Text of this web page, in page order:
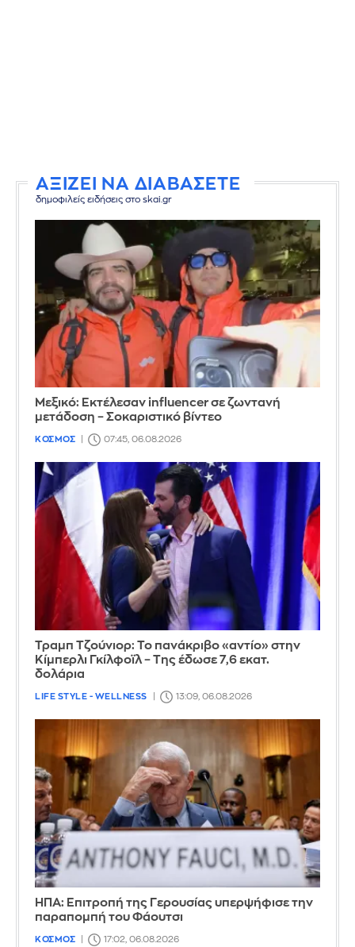
ΑΞΙΖΕΙ ΝΑ ΔΙΑΒΑΣΕΤΕ
δημοφιλείς ειδήσεις στο skai.gr
Μεξικό: Εκτέλεσαν influencer σε ζωντανή
μετάδοση – Σοκαριστικό βίντεο
ΚΟΣΜΟΣ 07:45, 06.08.2026
Τραμπ Τζούνιορ: Το πανάκριβο «αντίο» στην
Κίμπερλι Γκίλφοϊλ – Της έδωσε 7,6 εκατ.
δολάρια
LIFE STYLE - WELLNESS 13:09, 06.08.2026
ΗΠΑ: Επιτροπή της Γερουσίας υπερψήφισε την
παραπομπή του Φάουτσι
ΚΟΣΜΟΣ 17:02, 06.08.2026